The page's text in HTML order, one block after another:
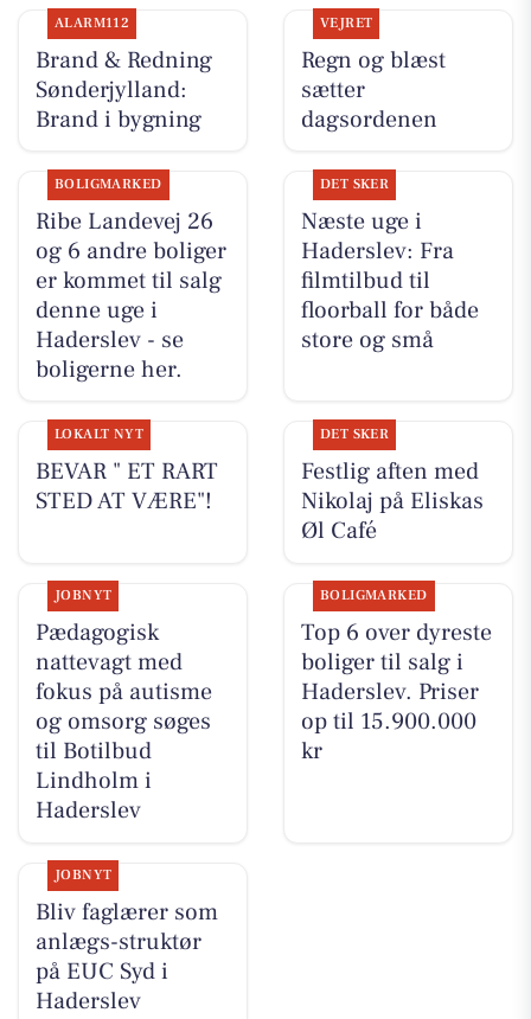
ALARM112
Brand & Redning
Sønderjylland:
Brand i bygning
VEJRET
Regn og blæst
sætter
dagsordenen
BOLIGMARKED
Ribe Landevej 26
og 6 andre boliger
er kommet til salg
denne uge i
Haderslev - se
boligerne her.
DET SKER
Næste uge i
Haderslev: Fra
filmtilbud til
floorball for både
store og små
LOKALT NYT
BEVAR " ET RART
STED AT VÆRE"!
DET SKER
Festlig aften med
Nikolaj på Eliskas
Øl Café
JOBNYT
Pædagogisk
nattevagt med
fokus på autisme
og omsorg søges
til Botilbud
Lindholm i
Haderslev
BOLIGMARKED
Top 6 over dyreste
boliger til salg i
Haderslev. Priser
op til 15.900.000
kr
JOBNYT
Bliv faglærer som
anlægs-struktør
på EUC Syd i
Haderslev